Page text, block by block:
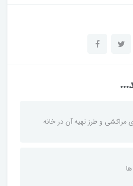
و طرز تهیه آن در خانه